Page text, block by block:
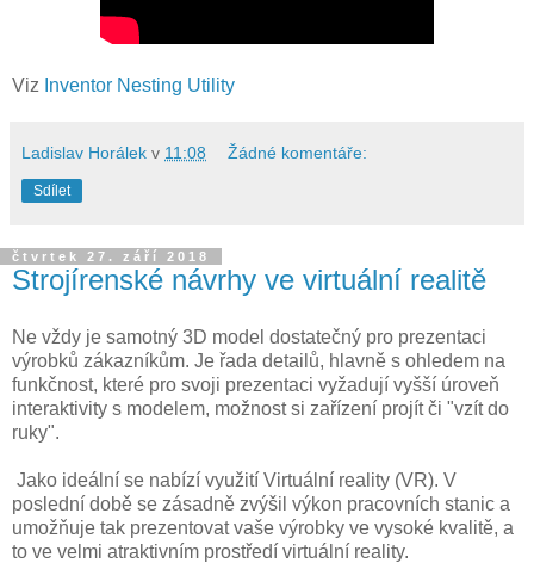
Viz Inventor Nesting Utility
Ladislav Horálek v 11:08 Žádné komentáře:
Sdílet
čtvrtek 27. září 2018
Strojírenské návrhy ve virtuální realitě
Ne vždy je samotný 3D model dostatečný pro prezentaci
výrobků zákazníkům. Je řada detailů, hlavně s ohledem na
funkčnost, které pro svoji prezentaci vyžadují vyšší úroveň
interaktivity s modelem, možnost si zařízení projít či "vzít do
ruky".
Jako ideální se nabízí využití Virtuální reality (VR). V
poslední době se zásadně zvýšil výkon pracovních stanic a
umožňuje tak prezentovat vaše výrobky ve vysoké kvalitě, a
to ve velmi atraktivním prostředí virtuální reality.